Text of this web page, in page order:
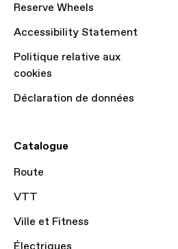
Reserve Wheels
Accessibility Statement
Politique relative aux
cookies
Déclaration de données
Catalogue
Route
VTT
Ville et Fitness